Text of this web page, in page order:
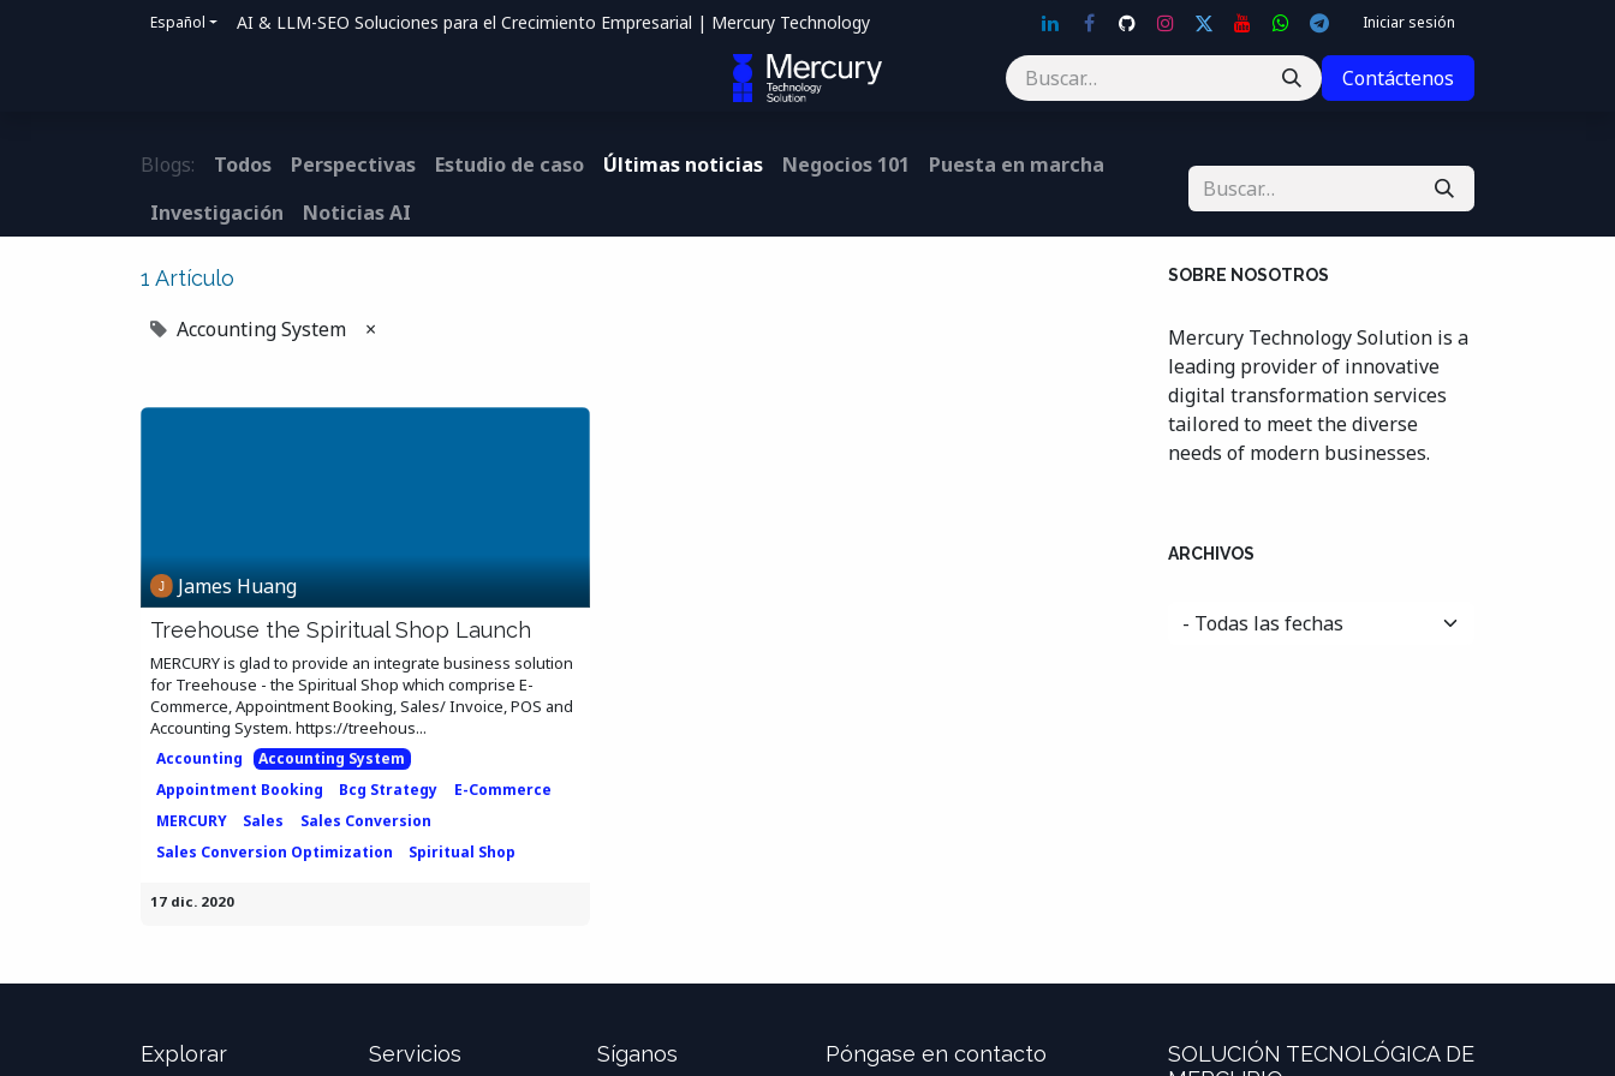
Español AI & LLM-SEO Soluciones para el Crecimiento Empresarial | Mercury Technology Iniciar sesión
Contáctenos
Blogs: Todos Perspectivas Estudio de caso Últimas noticias Negocios 101
Puesta en marcha
Investigación
Noticias AI
1 Artículo
Accounting System ×
James Huang
Treehouse the Spiritual Shop Launch
MERCURY is glad to provide an integrate business solution
for Treehouse - the Spiritual Shop which comprise E-
Commerce, Appointment Booking, Sales/ Invoice, POS and
Accounting System. https://treehous...
Accounting
Accounting System
Appointment Booking
Bcg Strategy
E-Commerce
MERCURY
Sales
Sales Conversion
Sales Conversion Optimization
Spiritual Shop
17 dic. 2020
SOBRE NOSOTROS
Mercury Technology Solution is a
leading provider of innovative
digital transformation services
tailored to meet the diverse
needs of modern businesses.
ARCHIVOS
Explorar Servicios Síganos Póngase en contacto
SOLUCIÓN TECNOLÓGICA DE